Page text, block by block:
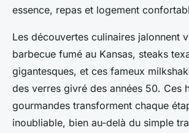
essence, repas et logement
Les découvertes culinaires jalonnent
barbecue fumé au Kansas, steaks
gigantesques, et ces fameux
des verres givré des années 50. Ces
gourmandes transforment chaque
inoubliable, bien au-delà du simple